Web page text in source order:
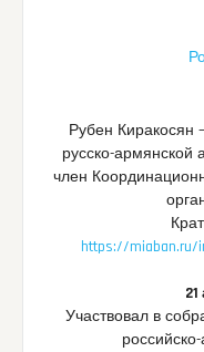
Рубен Киракосян
русско-
член
https://miaban.ru/
Участвовал в